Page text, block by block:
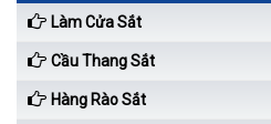
Làm Cửa Sắt
Cầu Thang Sắt
Hàng Rào Sắt